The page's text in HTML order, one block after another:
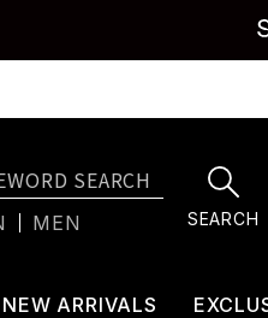
MEN SEARCH
NEW ARRIVALS